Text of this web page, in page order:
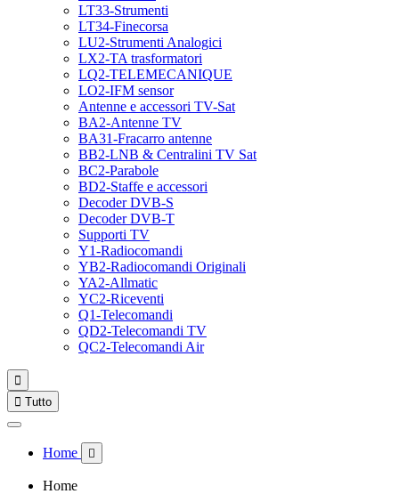
LT33-Strumenti
LT34-Finecorsa
LU2-Strumenti Analogici
LX2-TA trasformatori
LQ2-TELEMECANIQUE
LO2-IFM sensor
Antenne e accessori TV-Sat
BA2-Antenne TV
BA31-Fracarro antenne
BB2-LNB & Centralini TV Sat
BC2-Parabole
BD2-Staffe e accessori
Decoder DVB-S
Decoder DVB-T
Supporti TV
Y1-Radiocomandi
YB2-Radiocomandi Originali
YA2-Allmatic
YC2-Riceventi
Q1-Telecomandi
QD2-Telecomandi TV
QC2-Telecomandi Air

 Tutto
Home 
Home